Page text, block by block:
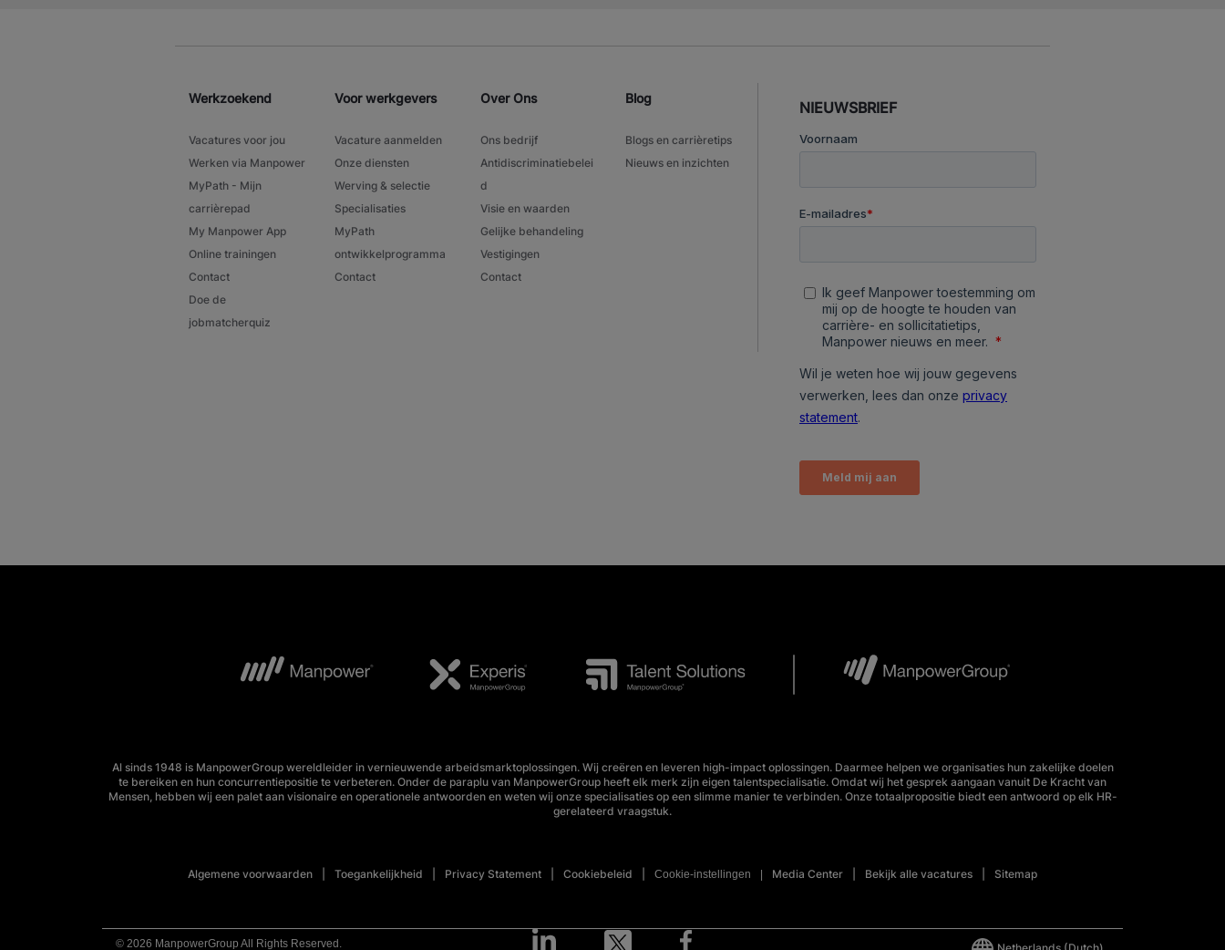
Werkzoekend
Vacatures voor jou
Werken via Manpower
MyPath - Mijn
carrièrepad
My Manpower App
Online trainingen
Contact
Doe de
jobmatcherquiz
Voor werkgevers
Vacature aanmelden
Onze diensten
Werving & selectie
Specialisaties
MyPath
ontwikkelprogramma
Contact
Over Ons
Ons bedrijf
Antidiscriminatiebelei
d
Visie en waarden
Gelijke behandeling
Vestigingen
Contact
Blog
Blogs en carrièretips
Nieuws en inzichten
NIEUWSBRIEF
Al sinds 1948 is ManpowerGroup wereldleider in vernieuwende arbeidsmarktoplossingen. Wij creëren en leveren high-impact oplossingen. Daarmee helpen we organisaties hun zakelijke doelen
te bereiken en hun concurrentiepositie te verbeteren. Onder de paraplu van ManpowerGroup heeft elk merk zijn eigen talentspecialisatie. Omdat wij het gesprek aangaan vanuit De Kracht van
Mensen, hebben wij een palet aan visionaire en operationele antwoorden en weten wij onze specialisaties op een slimme manier te verbinden. Onze totaalpropositie biedt een antwoord op elk HR-
gerelateerd vraagstuk.
Algemene voorwaarden Toegankelijkheid Privacy Statement Cookiebeleid Cookie-instellingen Media Center Bekijk alle vacatures Sitemap
© 2026 ManpowerGroup All Rights Reserved.